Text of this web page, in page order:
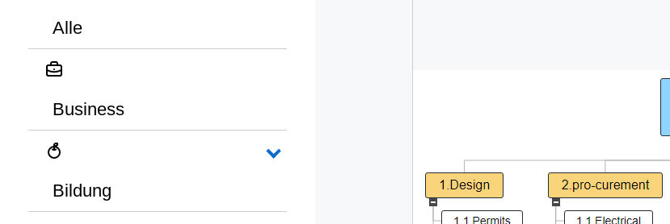
Alle
Business
Bildung